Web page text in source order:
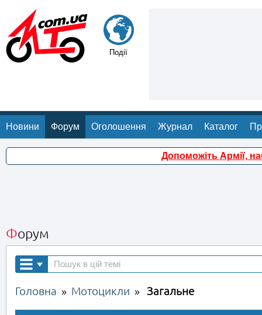
Події
Новини Форум Оголошення Журнал Каталог
Допоможіть Армії,
Форум
Головна » Мотоцикли » Загальне